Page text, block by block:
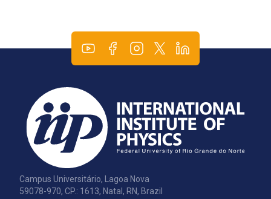
Campus Universitário, Lagoa Nova
59078-970, CP.: 1613, Natal, RN, Brazil